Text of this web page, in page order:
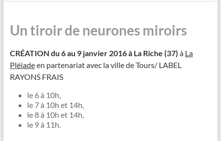
Un tiroir de neurones miroirs
CRÉATION du 6 au 9 janvier 2016 à La Riche (37) à La
Pléiadeen partenariat avec la ville de Tours/ LABEL
RAYONS FRAIS
le 6 à 10h,
le 7 à 10h et 14h,
le 8 à 10h et 14h,
le 9 à 11h.